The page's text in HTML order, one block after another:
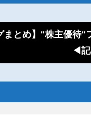
まとめ】"株主優
◀記